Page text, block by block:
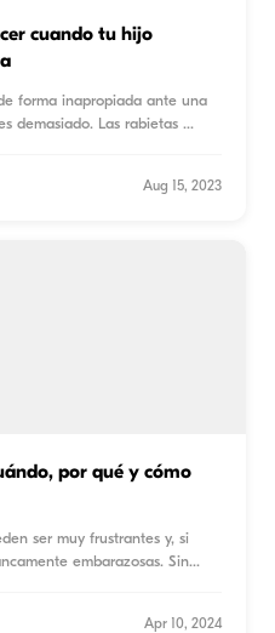
cuando tu hijo
forma inapropiada ante una
demasiado. Las rabietas ...
Aug 15, 2023
por qué y cómo
ser muy frustrantes y, si
embarazosas. Sin...
Apr 10, 2024